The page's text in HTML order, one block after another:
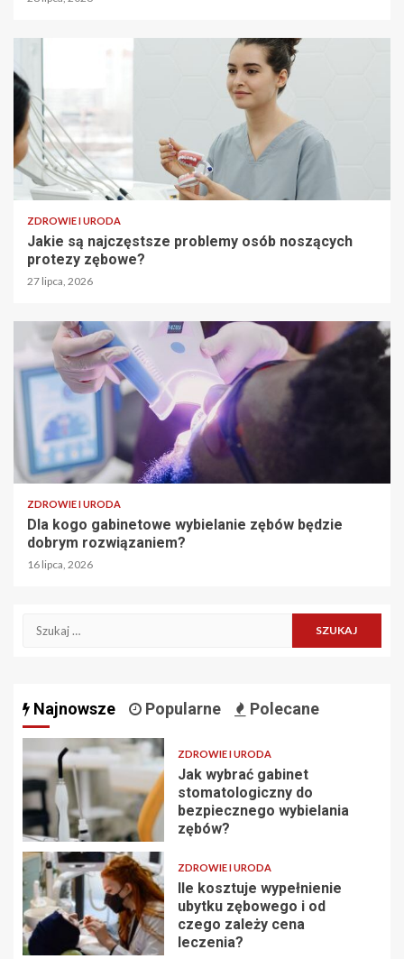
ZDROWIE I URODA
Jakie są najczęstsze problemy osób noszących
protezy zębowe?
27 lipca, 2026
ZDROWIE I URODA
Dla kogo gabinetowe wybielanie zębów będzie
dobrym rozwiązaniem?
16 lipca, 2026
Szukaj:
Najnowsze Popularne Polecane
ZDROWIE I URODA
Jak wybrać gabinet
stomatologiczny do
bezpiecznego wybielania
zębów?
ZDROWIE I URODA
Ile kosztuje wypełnienie
ubytku zębowego i od
czego zależy cena
leczenia?